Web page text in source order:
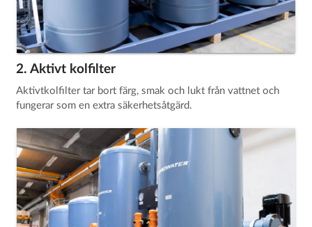
2. Aktivt kolfilter
Aktivtkolfilter tar bort färg, smak och lukt från vattnet och
fungerar som en extra säkerhetsåtgärd.